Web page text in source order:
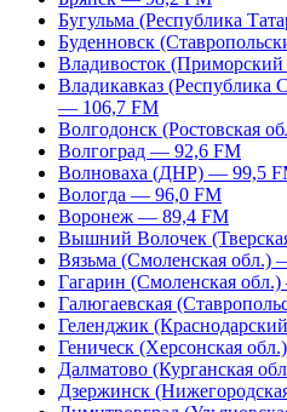
Бугульма (Республика
Буденновск
Владивосток
Владикавказ
— 106,7 FM
Волгодонск (Ростовская
Волгоград — 92,6 FM
Волноваха (ДНР) — 99,5
Вологда — 96,0 FM
Воронеж — 89,4 FM
Вышний Волочек
Вязьма (Смоленская обл.)
Гагарин (Смоленская
Галюгаевская
Геленджик
Геническ (Херсонская
Далматово (Курганская
Дзержинск